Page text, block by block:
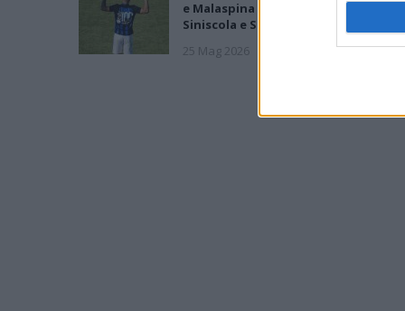
e Malaspina salve, Bariese, Barumini,
Siniscola e Sennori in Seconda
25 Mag 2026